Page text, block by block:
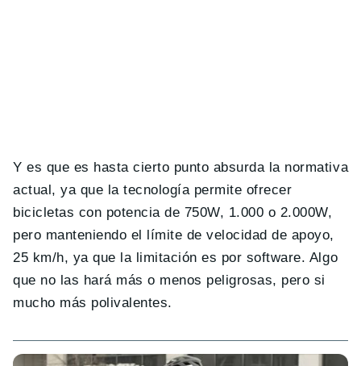
Y es que es hasta cierto punto absurda la normativa
actual, ya que la tecnología permite ofrecer
bicicletas con potencia de 750W, 1.000 o 2.000W,
pero manteniendo el límite de velocidad de apoyo,
25 km/h, ya que la limitación es por software. Algo
que no las hará más o menos peligrosas, pero si
mucho más polivalentes.